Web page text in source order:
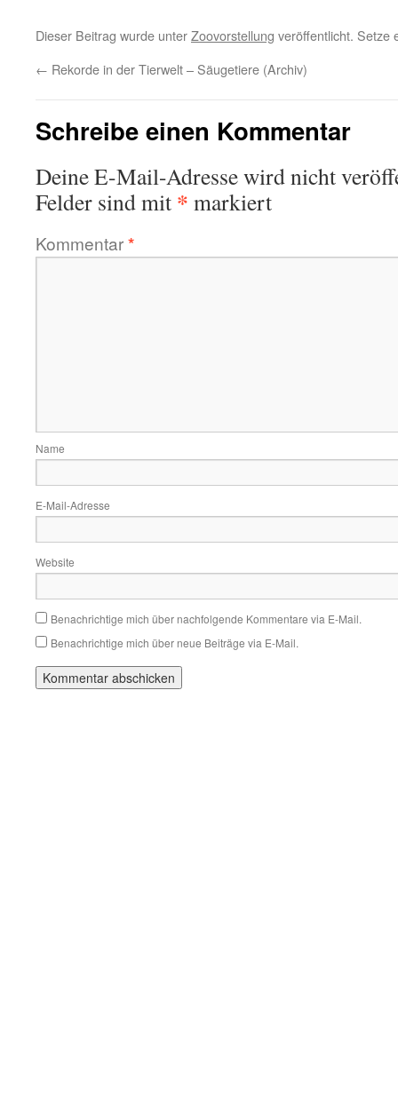
Dieser Beitrag wurde unterZoovorstellung veröffentlicht. Setze
← Rekorde in der Tierwelt – Säugetiere (Archiv)
Schreibe einen Kommentar
Deine E-Mail-Adresse wird nicht
Felder sind mit * markiert
Kommentar*
Name
E-Mail-Adresse
Website
Benachrichtige mich über nachfolgende Kommentare via E-Mail.
Benachrichtige mich über neue Beiträge via E-Mail.